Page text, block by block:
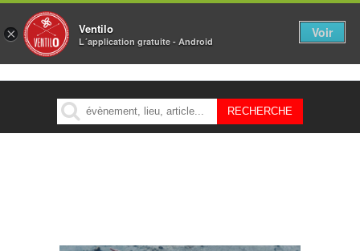
MENU
× Ventilo
L´application gratuite - Android
Voir